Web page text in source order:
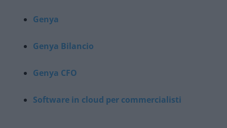
Genya
Genya Bilancio
Genya CFO
Software in cloud per commercialisti